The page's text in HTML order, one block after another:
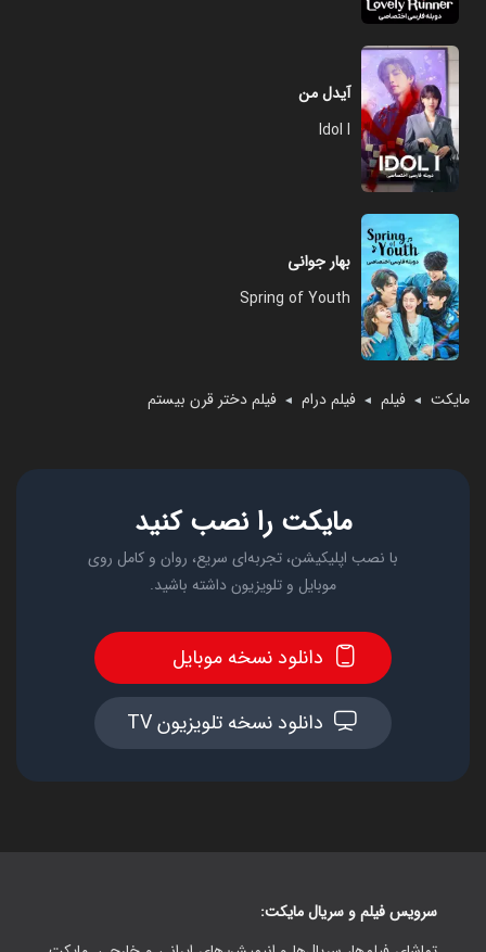
مایکت ◄ فیلم ◄ فیلم درام ◄ فیلم دختر قرن بیستم
آیدل من
Idol I
بهار جوانی
Spring of Youth
مایکت را نصب کنید
با نصب اپلیکیشن، تجربه‌ای سریع، روان و کامل روی
موبایل و تلویزیون داشته باشید.
دانلود نسخه موبایل
دانلود نسخه تلویزیون TV
سرویس فیلم و سریال مایکت: